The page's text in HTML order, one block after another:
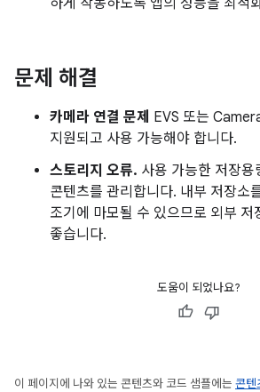
문제 해결
카메라 연결 문제 EVS 또는
지원되고 사용 가능해야 합니다.
스토리지 오류. 사용 가능한 저장
콘텐츠를 관리합니다. 내부 저장소
조기에 마모될 수 있으므로 외부 저
좋습니다.
도움이 되었나요?
이 페이지에 나와 있는 콘텐츠와 코드 샘플에는 콘텐